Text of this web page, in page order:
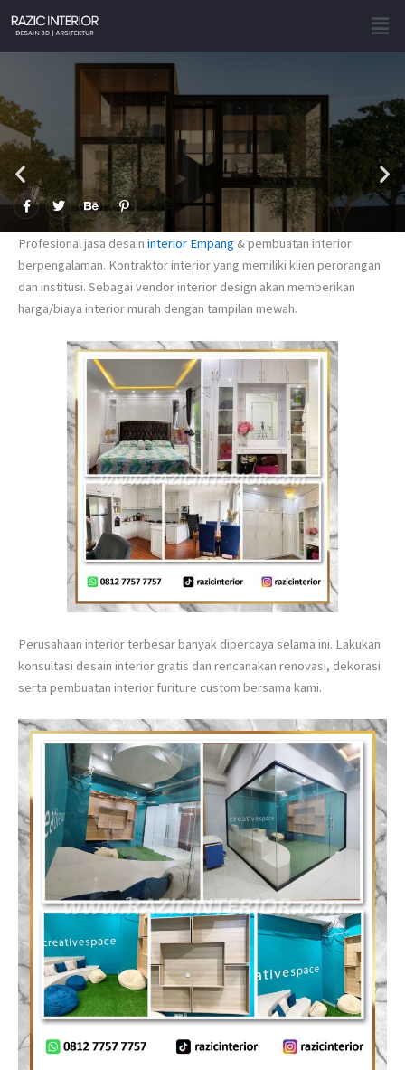
content
F
a
e
b
o
k
f
T
w
t
t
e
r
B
e
h
a
n
c
P
i
n
t
e
r
s
-
Profesional jasa desain interior Empang & pembuatan interior
berpengalaman. Kontraktor interior yang memiliki klien perorangan
dan institusi. Sebagai vendor interior design akan memberikan
harga/biaya interior murah dengan tampilan mewah.
Perusahaan interior terbesar banyak dipercaya selama ini. Lakukan
konsultasi desain interior gratis dan rencanakan renovasi, dekorasi
serta pembuatan interior furiture custom bersama kami.